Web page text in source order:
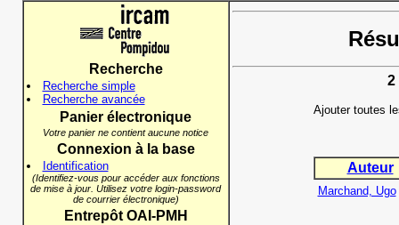
Recherche
Recherche simple
Recherche avancée
Panier électronique
Votre panier ne contient aucune notice
Connexion à la base
Identification
(Identifiez-vous pour accéder aux fonctions
de mise à jour. Utilisez votre login-password
de courrier électronique)
Entrepôt OAI-PMH
2
Ajouter toutes
Auteur
Marchand, Ugo